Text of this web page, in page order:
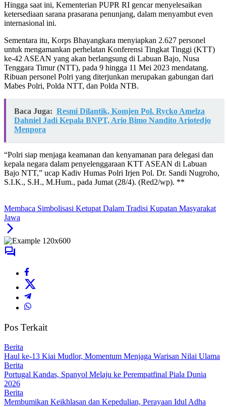
Hingga saat ini, Kementerian PUPR RI gencar menyelesaikan
ketersediaan sarana prasarana penunjang, dalam menyambut even
internasional ini.
Sementara itu, Korps Bhayangkara menyiapkan 2.627 personel
untuk mengamankan perhelatan Konferensi Tingkat Tinggi (KTT)
ke-42 ASEAN yang akan berlangsung di Labuan Bajo, Nusa
Tenggara Timur (NTT), pada 9 hingga 11 Mei 2023 mendatang.
Ribuan personel Polri yang diterjunkan merupakan gabungan dari
Mabes Polri, Polda NTT, dan Polda NTB.
Baca Juga: Resmi Dilantik, Komjen Pol. Rycko Amelza
Dahniel Jadi Kepala BNPT, Ario Bimo Nandito Ariotedjo
Menpora
“Polri siap menjaga keamanan dan kenyamanan para delegasi dan
kepala negara dalam penyelenggaraan KTT ASEAN di Labuan
Bajo NTT,” ucap Kadiv Humas Polri Irjen Pol. Dr. Sandi Nugroho,
S.I.K., S.H., M.Hum., pada Jumat (28/4). (Red2/wp). **
Membaca Simbolisasi Ketupat Dalam Tradisi Kupatan Masyarakat
Jawa
Pos Terkait
Berita
Haul ke-13 Kiai Mudlor, Momentum Menjaga Warisan Nilai Ulama
Berita
Portugal Kandas, Spanyol Melaju ke Perempatfinal Piala Dunia
2026
Berita
Membumikan Keikhlasan dan Kepedulian, Perayaan Idul Adha